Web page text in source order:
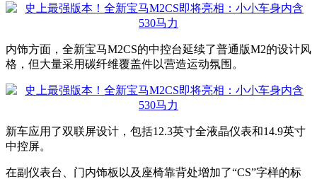
内饰方面，全新宝马M2CS的中控台延续了普通版M2的设计风
格，但大量采用碳纤维覆盖件以营造运动氛围。
新车应用了双联屏设计，包括12.3英寸全液晶仪表和14.9英寸
中控屏。
在副仪表台、门内饰板以及座椅靠背处增加了“CS”字样的标